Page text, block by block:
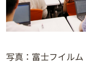
写真：富士フイル